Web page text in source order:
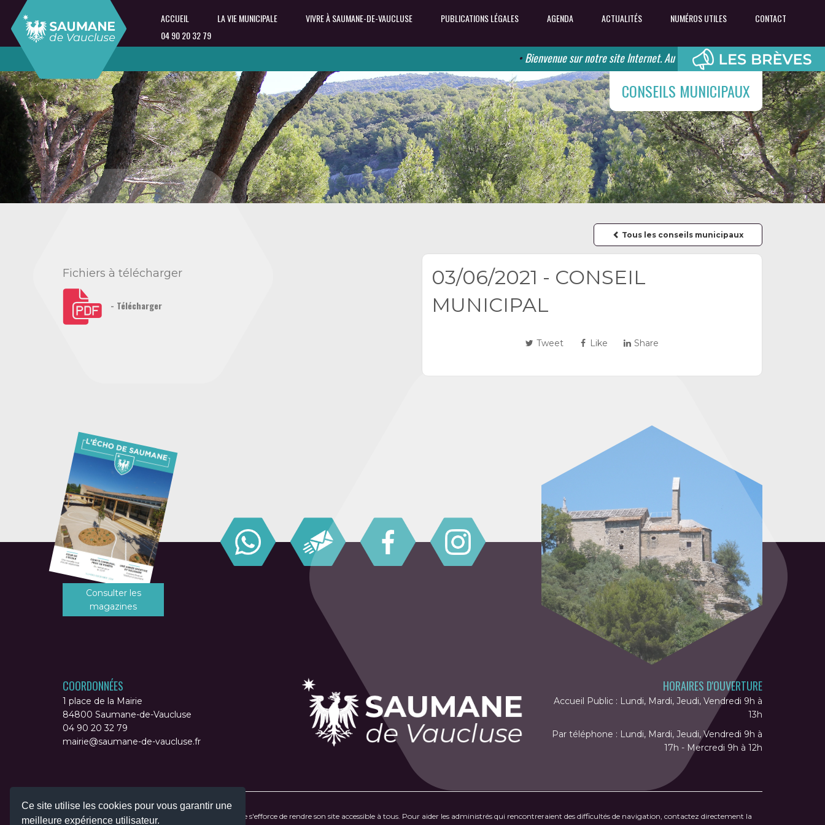
Ce site utilise les cookies pour vous garantir une
meilleure expérience utilisateur.
ACCUEIL LA VIE MUNICIPALE VIVRE À SAUMANE-DE-VAUCLUSE PUBLICATIONS LÉGALES AGENDA ACTUALITÉS NUMÉROS UTILES
CONTACT
04 90 20 32 79
Bienvenue sur notre site Internet. Au coeur des Monts de Vaucluse, retrouvez
CONSEILS MUNICIPAUX
Tous les conseils municipaux
Fichiers à télécharger
- Télécharger
03/06/2021 - CONSEIL
MUNICIPAL
Tweet Like Share
Consulter les
magazines
COORDONNÉES
1 place de la Mairie
84800 Saumane-de-Vaucluse
04 90 20 32 79
mairie@saumane-de-vaucluse.fr
HORAIRES D'OUVERTURE
Accueil Public : Lundi, Mardi, Jeudi, Vendredi 9h à
13h
Par téléphone : Lundi, Mardi, Jeudi, Vendredi 9h à
17h - Mercredi 9h à 12h
Accessibilité : non conforme
- La commune s'efforce de rendre son site accessible à tous. Pour aider les administrés qui rencontreraient des difficultés de navigation, contactez directement la